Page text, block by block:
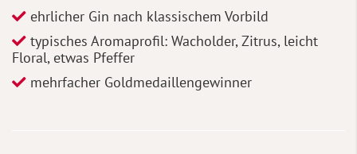
ehrlicher Gin nach klassischem Vorbild
typisches Aromaprofil: Wacholder, Zitrus, leicht
Floral, etwas Pfeffer
mehrfacher Goldmedaillengewinner